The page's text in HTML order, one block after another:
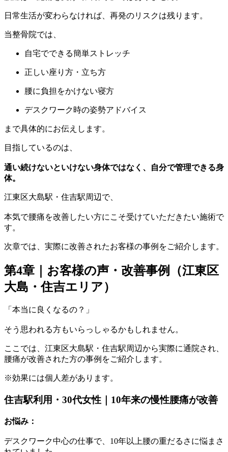
日常生活が変わらなければ、再発のリスクは残ります。
当整骨院では、
自宅でできる簡単ストレッチ
正しい座り方・立ち方
腰に負担をかけない寝方
デスクワーク時の姿勢アドバイス
まで具体的にお伝えします。
目指しているのは、
通い続けないといけない身体ではなく、自分で管理できる身
体。
江東区大島駅・住吉駅周辺で、
本気で腰痛を改善したい方にこそ受けていただきたい施術で
す。
次章では、実際に改善されたお客様の事例をご紹介します。
第4章｜お客様の声・改善事例（江東区
大島・住吉エリア）
「本当に良くなるの？」
そう思われる方もいらっしゃるかもしれません。
ここでは、江東区大島駅・住吉駅周辺から実際に通院され、
腰痛が改善された方の事例をご紹介します。
※効果には個人差があります。
住吉駅利用・30代女性｜10年来の慢性腰痛が改善
お悩み：
デスクワーク中心の仕事で、10年以上腰の重だるさに悩まさ